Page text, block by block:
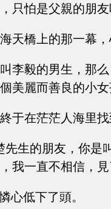
只怕是父親的朋
天橋上的那一幕
李毅的男生，那
美麗而善良的小
于在茫茫人海里
先生的朋友，你是
我一直不相信，
心低下了頭。